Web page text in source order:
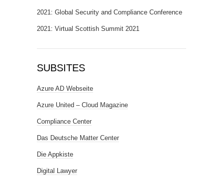
2021: Global Security and Compliance Conference
2021: Virtual Scottish Summit 2021
SUBSITES
Azure AD Webseite
Azure United – Cloud Magazine
Compliance Center
Das Deutsche Matter Center
Die Appkiste
Digital Lawyer